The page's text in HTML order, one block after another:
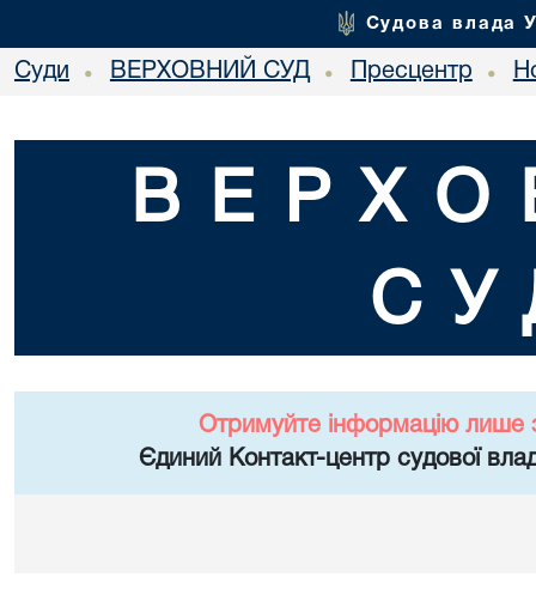
Судова влада
Суди • ВЕРХОВНИЙ СУД • Пресцентр •
Отримуйте інформацію лише
Єдиний Контакт-центр судової